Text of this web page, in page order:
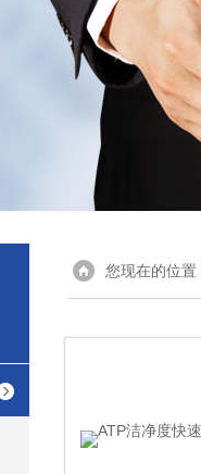
您现在的位置